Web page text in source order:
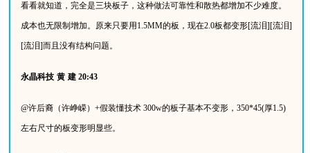
看看就知道，完全是三块板子，这种做法可靠性和散热都增加不少难度。
成本也无限制增加。原来只要用1.5MM的板，现在2.0板都变形[流泪][流泪]
[流泪]而且没有结构问题。
永晶科技 黄 建 20:43
@许后裔（许峥嵘） +假装懂技术 300w的板子基本不变形， 350*45(厚1.5)
左右尺寸的板变形明显些。